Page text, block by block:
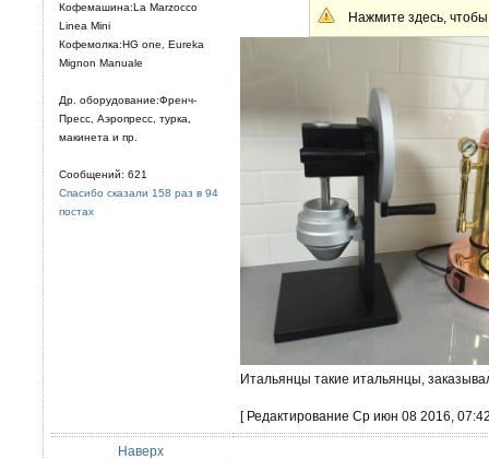
Кофемашина:La Marzocco
Linea Mini
Кофемолка:HG one, Eureka
Mignon Manuale
Др. оборудование:Френч-
Пресс, Аэропресс, турка,
макинета и пр.
Сообщений: 621
Спасибо сказали 158 раз в 94
постах
Нажмите здесь, чтобы
Итальянцы такие итальянцы,
[ Редактирование Ср июн 08 2016,
Наверх